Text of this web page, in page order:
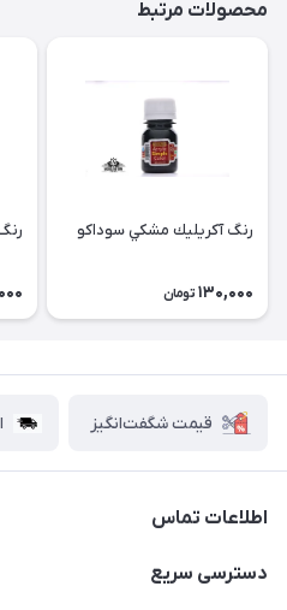
محصولات مرتبط
رنگ آكريليك مشكي سوداكو
130,000 تومان
قیمت شگفت‌انگیز
اطلاعات تماس
۰۲۱۷۷۰۶۰۰۲۸ ـ ۰۹۱۹۰۰۲۸۲۴۷
دسترسی سریع